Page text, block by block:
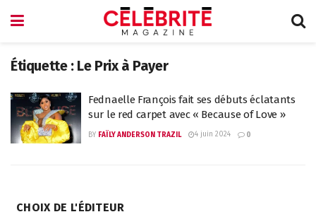
Étiquette : Le Prix à Payer
Fednaelle François fait ses débuts éclatants
sur le red carpet avec « Because of Love »
BY FAÏLY ANDERSON TRAZIL 4 juin 2024 0
CHOIX DE L'ÉDITEUR